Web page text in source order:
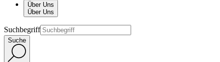
Über Uns
Über Uns
Suchbegriff
Suche